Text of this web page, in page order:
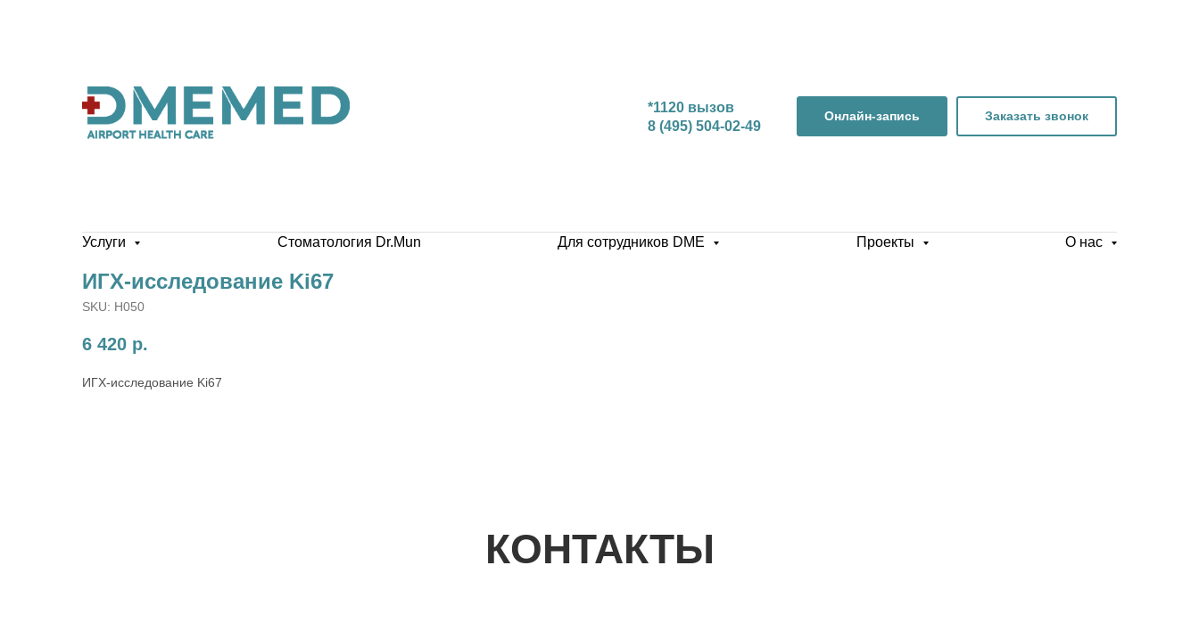
*1120 вызов
8 (495) 504-02-49
Онлайн-запись Заказать звонок
Услуги Стоматология Dr.Mun Для сотрудников DME Проекты О нас
ИГХ-исследование Ki67
SKU: H050
6 420 р.
ИГХ-исследование Ki67
КОНТАКТЫ